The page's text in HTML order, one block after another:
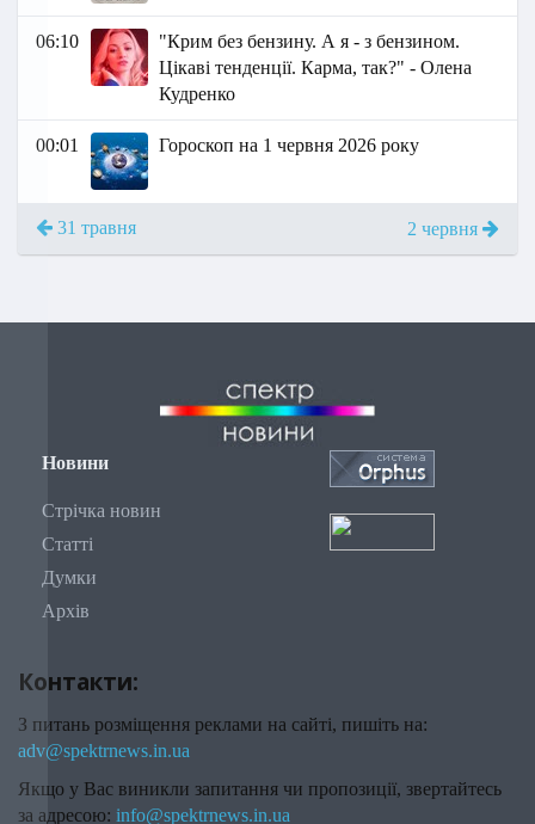
06:10
"Крим без бензину. А я - з бензином.
Цікаві тенденції. Карма, так?" - Олена
Кудренко
00:01 Гороскоп на 1 червня 2026 року
31 травня 2 червня
Новини
Стрічка новин
Статті
Думки
Архів
Контакти:
З питань розміщення реклами на сайті, пишіть на:
adv@spektrnews.in.ua
Якщо у Вас виникли запитання чи пропозиції, звертайтесь
за адресою: info@spektrnews.in.ua